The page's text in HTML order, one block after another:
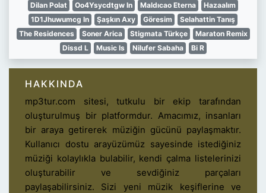
Dilan Polat
Oo4Ysycdtgw In Maldıcao Eterna
Hazaalım
1D1Jhuwumcg In
Şaşkın Axy Göresim
Selahattin Tanış
The Residences
Soner Arica Stigmata Türkçe
Maraton Remix
Dissd L
Music Is Nilufer Sabaha Bi R
HAKKINDA
mp3tur.com sitesi, tutkulu bir ekip tarafından
oluşturulmuş bir platformdur. Amacımız, insanları
bir araya getirerek müziğin gücünü paylaşmaktır.
Kullanıcı dostu arayüzümüz sayesinde istediğiniz
müziği kolaylıkla bulabilir, kendi çalma listelerinizi
oluşturabilir ve sevdiğiniz parçaları
paylaşabilirsiniz. Sizi yeni müzik keşiflerine ve